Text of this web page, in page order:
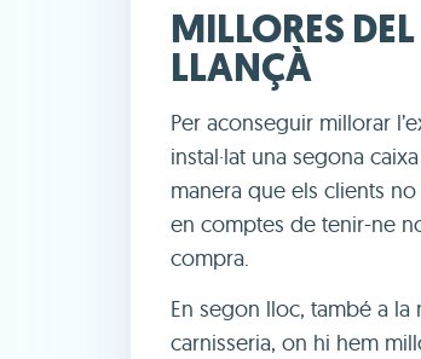
MILLORES
LLANÇÀ
Per aconseguir millorar
instal·lat una segona
manera que els clients
en comptes de tenir-ne
compra.
En segon lloc, també a
carnisseria, on hi hem